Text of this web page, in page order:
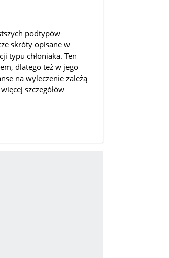
podtypów
skróty opisane w
typu chłoniaka. Ten
dlatego też w jego
na wyleczenie zależą
szczegółów